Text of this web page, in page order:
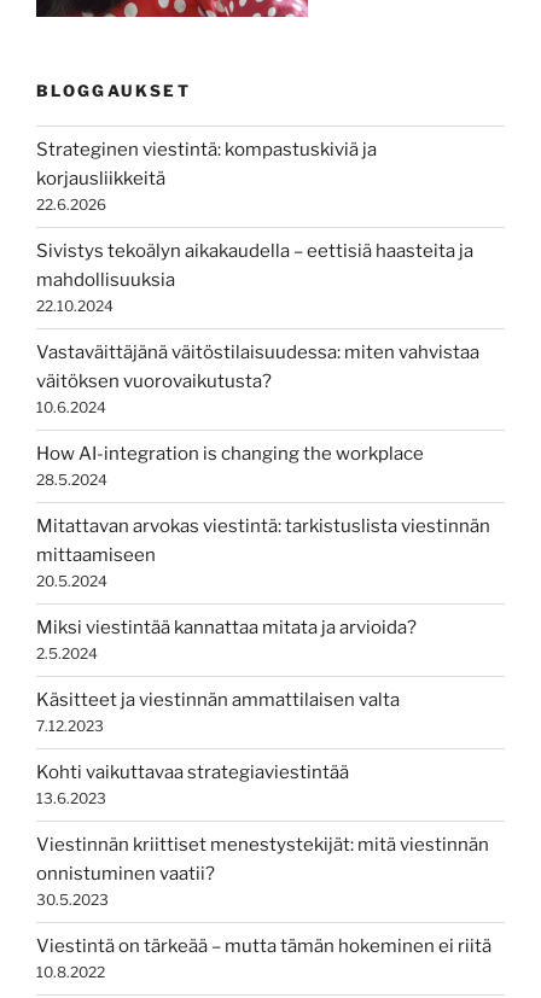
BLOGGAUKSET
Strateginen viestintä: kompastuskiviä ja
korjausliikkeitä
22.6.2026
Sivistys tekoälyn aikakaudella – eettisiä haasteita ja
mahdollisuuksia
22.10.2024
Vastaväittäjänä väitöstilaisuudessa: miten vahvistaa
väitöksen vuorovaikutusta?
10.6.2024
How AI-integration is changing the workplace
28.5.2024
Mitattavan arvokas viestintä: tarkistuslista viestinnän
mittaamiseen
20.5.2024
Miksi viestintää kannattaa mitata ja arvioida?
2.5.2024
Käsitteet ja viestinnän ammattilaisen valta
7.12.2023
Kohti vaikuttavaa strategiaviestintää
13.6.2023
Viestinnän kriittiset menestystekijät: mitä viestinnän
onnistuminen vaatii?
30.5.2023
Viestintä on tärkeää – mutta tämän hokeminen ei riitä
10.8.2022